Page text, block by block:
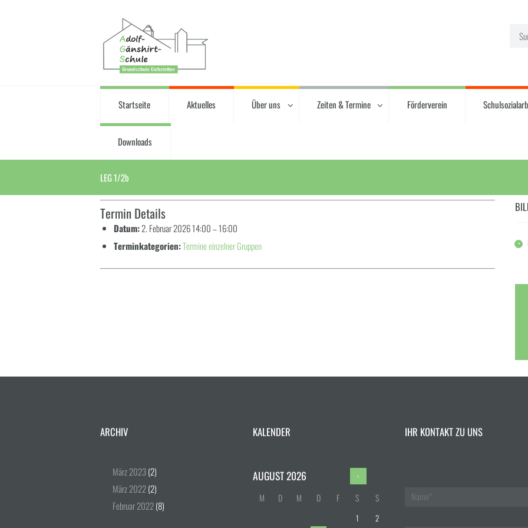
Startseite Aktuelles Über uns Zeiten & Termine Förderverein
Downloads
LEG 1/2b
Termin Details
Datum: 2. Februar 2026 14:00–16:00
Terminkategorien:Termine einzelner Gruppen
ARCHIV
März2023(2)
März2022(2)
Februar2022(8)
KALENDER
AUGUST2026
M D M D F S S
1
2
IHR KONTAKT ZU UNS